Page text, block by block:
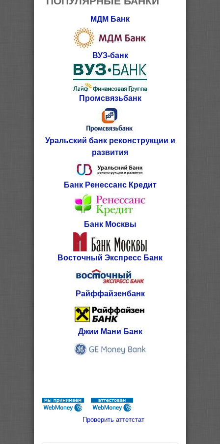
МДМ Банк
ВУЗ-банк
Промсвязьбанк
Уральский банк реконструкции и
развития
Банк Ренессанс Кредит
Банк Москвы
Восточный Экспресс Банк
Райффайзенбанк
Джии Мани Банк
Проверить аттетстат